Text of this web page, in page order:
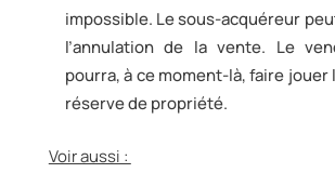
impossible. Le sous-acquéreur
l’annulation de la vente. Le
pourra, à ce moment-là, faire jouer
réserve de propriété.
Voir aussi :